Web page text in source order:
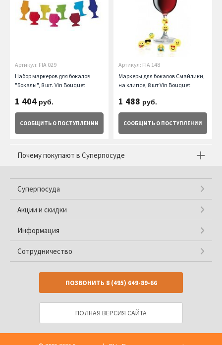
Артикул: FIA 029
Набор маркеров для бокалов
"Бокалы", 8 шт. Vin Bouquet
1 404 руб.
СООБЩИТЬ О ПОСТУПЛЕНИИ
Артикул: FIA 148
Маркеры для бокалов Смайлики,
на клипсе, 8 шт Vin Bouquet
1 488 руб.
СООБЩИТЬ О ПОСТУПЛЕНИИ
Почему покупают в Суперпосуде
Суперпосуда
Акции и скидки
Информация
Сотрудничество
ПОЗВОНИТЬ 8 (495) 649-89-66
ПОЛНАЯ ВЕРСИЯ САЙТА